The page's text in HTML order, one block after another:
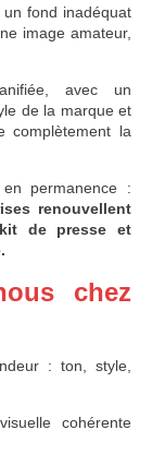
fond inadéquat
image amateur,
avec un
de la marque et
complètement la
permanence :
renouvellent
de presse et
chez
: ton, style,
cohérente